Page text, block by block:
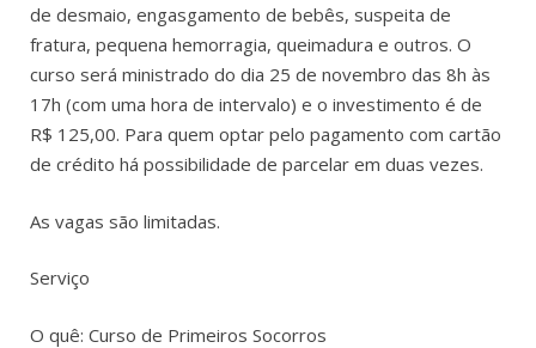
de desmaio, engasgamento de bebês, suspeita de
fratura, pequena hemorragia, queimadura e outros. O
curso será ministrado do dia 25 de novembro das 8h às
17h (com uma hora de intervalo) e o investimento é de
R$ 125,00. Para quem optar pelo pagamento com cartão
de crédito há possibilidade de parcelar em duas vezes.
As vagas são limitadas.
Serviço
O quê: Curso de Primeiros Socorros